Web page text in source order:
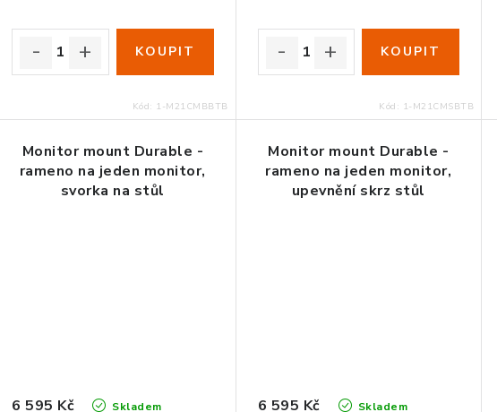
Kód: 1-M21CMBBTB Kód: 1-M21CMSBTB
Monitor mount Durable -
rameno na jeden monitor,
svorka na stůl
Skladem
6 595 Kč
Monitor mount Durable -
rameno na jeden monitor,
upevnění skrz stůl
Skladem
6 595 Kč